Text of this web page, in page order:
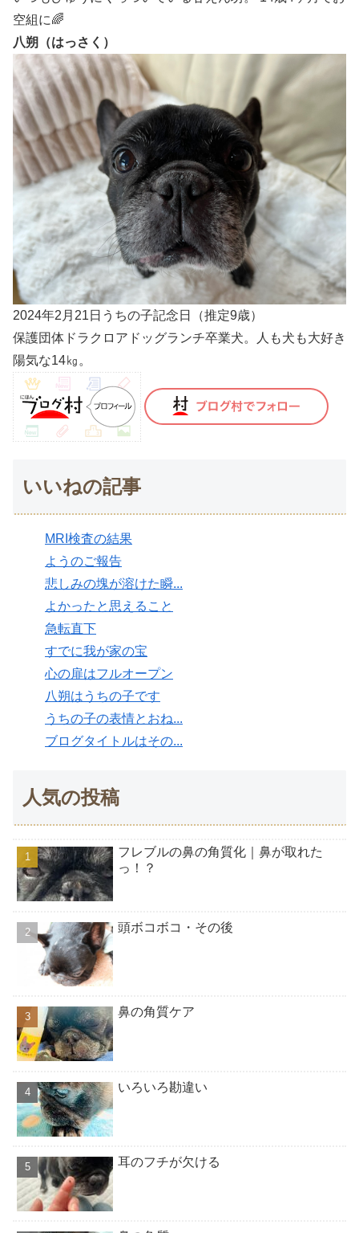
空組に🌈
八朔（はっさく）
2024年2月21日うちの子記念日（推定9歳）
保護団体ドラクロアドッグランチ卒業犬。人も犬も大好き
陽気な14㎏。
いいねの記事
MRI検査の結果
ようのご報告
悲しみの塊が溶けた瞬...
よかったと思えること
急転直下
すでに我が家の宝
心の扉はフルオープン
八朔はうちの子です
うちの子の表情とおね...
ブログタイトルはその...
人気の投稿
フレブルの鼻の角質化｜鼻が取れた
っ！？
頭ボコボコ・その後
鼻の角質ケア
いろいろ勘違い
耳のフチが欠ける